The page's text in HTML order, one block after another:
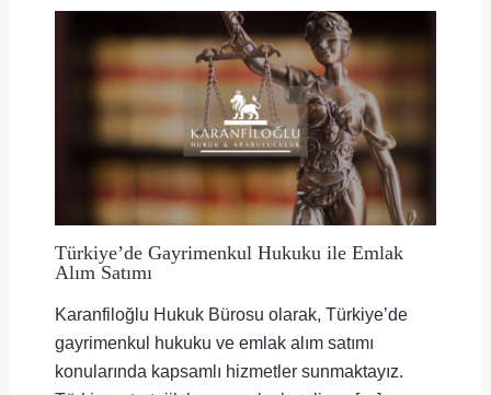
Türkiye’de Gayrimenkul Hukuku ile Emlak
Alım Satımı
Karanfiloğlu Hukuk Bürosu olarak, Türkiye’de
gayrimenkul hukuku ve emlak alım satımı
konularında kapsamlı hizmetler sunmaktayız.